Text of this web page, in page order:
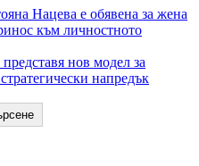
Нацева е обявена за жена
към личностното
нов модел за
напредък